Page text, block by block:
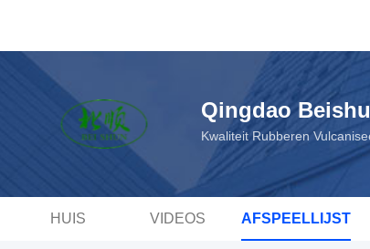
Qingdao
Kwaliteit Rubberen
HUIS VIDEOS AFSPEELLIJST